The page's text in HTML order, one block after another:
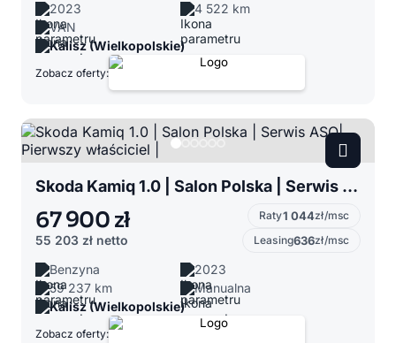
2023
4 522 km
VAN
Kalisz (Wielkopolskie)
Zobacz oferty:
Skoda Kamiq 1.0 | Salon Polska | Serwis ASO| Pierwszy właściciel |
67 900 zł
55 203 zł netto
Raty1 044zł/msc
Leasing636zł/msc
Benzyna
2023
59 237 km
Manualna
Kalisz (Wielkopolskie)
Zobacz oferty: